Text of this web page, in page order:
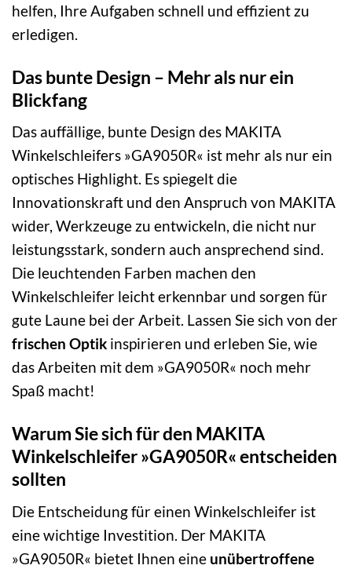
helfen, Ihre Aufgaben schnell und effizient zu
erledigen.
Das bunte Design – Mehr als nur ein
Blickfang
Das auffällige, bunte Design des MAKITA
Winkelschleifers »GA9050R« ist mehr als nur ein
optisches Highlight. Es spiegelt die
Innovationskraft und den Anspruch von MAKITA
wider, Werkzeuge zu entwickeln, die nicht nur
leistungsstark, sondern auch ansprechend sind.
Die leuchtenden Farben machen den
Winkelschleifer leicht erkennbar und sorgen für
gute Laune bei der Arbeit. Lassen Sie sich von der
frischen Optik inspirieren und erleben Sie, wie
das Arbeiten mit dem »GA9050R« noch mehr
Spaß macht!
Warum Sie sich für den MAKITA
Winkelschleifer »GA9050R« entscheiden
sollten
Die Entscheidung für einen Winkelschleifer ist
eine wichtige Investition. Der MAKITA
»GA9050R« bietet Ihnen eine unübertroffene